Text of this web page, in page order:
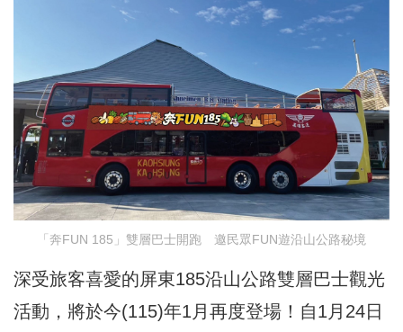
「奔FUN 185」雙層巴士開跑 邀民眾FUN遊沿山公路秘境
深受旅客喜愛的屏東185沿山公路雙層巴士觀光
活動，將於今(115)年1月再度登場！自1月24日